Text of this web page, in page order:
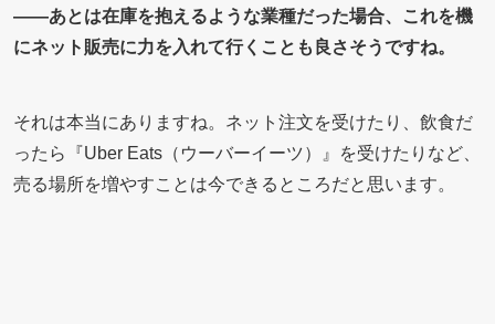
――あとは在庫を抱えるような業種だった場合、これを機
にネット販売に力を入れて行くことも良さそうですね。
それは本当にありますね。ネット注文を受けたり、飲食だ
ったら『Uber Eats（ウーバーイーツ）』を受けたりなど、
売る場所を増やすことは今できるところだと思います。